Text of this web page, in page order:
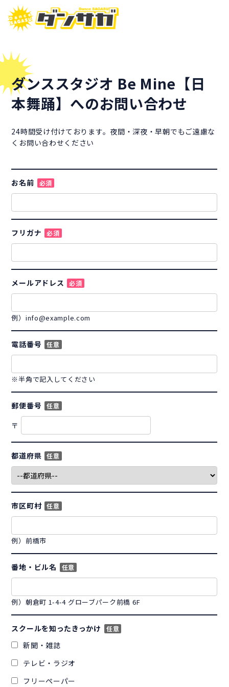
ダンススタジオ Be Mine【日
本舞踊】へのお問い合わせ
24時間受け付けております。夜間・深夜・早朝でもご遠慮な
くお問い合わせください
お名前 必須
フリガナ 必須
メールアドレス 必須
例）info@example.com
電話番号 任意
※半角で記入してください
郵便番号 任意
〒
都道府県 任意
市区町村 任意
例）前橋市
番地・ビル名 任意
例）朝倉町 1-4-4 グローブパーク前橋 6F
スクールを知ったきっかけ 任意
新聞・雑誌
テレビ・ラジオ
フリーペーパー